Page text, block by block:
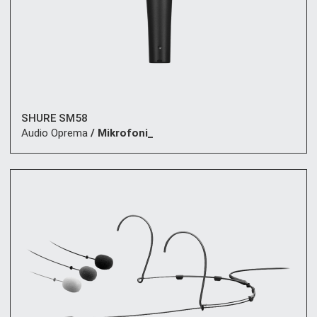
SHURE SM58
Audio Oprema / Mikrofoni_